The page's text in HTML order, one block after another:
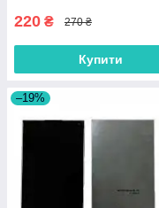
220 ₴ 270 ₴
Купити
–19%